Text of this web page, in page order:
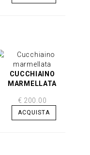
CUCCHIAINO
MARMELLATA
€ 200.00
ACQUISTA